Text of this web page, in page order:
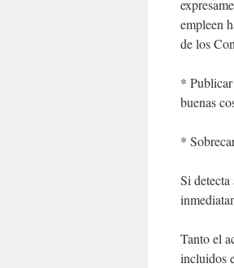
empleen
de los
*
buenas
*
Si
Tanto el
incluidos